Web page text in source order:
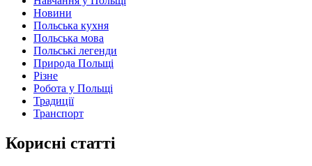
Новини
Польська кухня
Польська мова
Польські легенди
Природа Польщі
Різне
Робота у Польщі
Традиції
Транспорт
Корисні статті